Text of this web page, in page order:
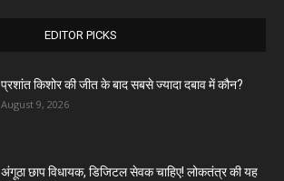
EDITOR PICKS
प्रशांत किशोर की जीत के बाद सबसे ज्यादा दबाव में कौन?
August 9, 2026
अंगूठा छाप विधायक, डिजिटल सेवक चाहिए! लोकतंत्र की यह